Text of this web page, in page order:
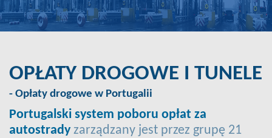
OPŁATY DROGOWE I TUNELE
- Opłaty drogowe w Portugalii
Portugalski system poboru opłat za
autostradyzarządzany jest przez grupę 21